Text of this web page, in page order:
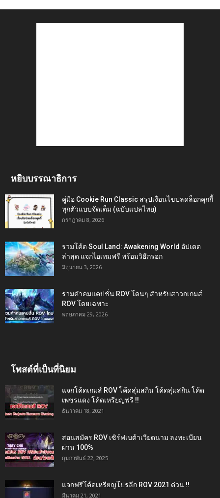
หยิบบรรณาธิการ
คู่มือ Cookie Run Classic สรุปเงื่อนไขปลดล็อกคุกกี้
ทุกตัวแบบจัดเต็ม (ฉบับแปลไทย)
กรกฎาคม 8, 2026
รวมโค้ด Soul Land: Awakening World อัปเดต
ล่าสุด แจกไอเทมฟรี พร้อมวิธีกรอก
มิถุนายน 3, 2026
รวมคำคมแคปชั่น ROV โดนๆ สำหรับสาวกเกมส์
ROV โดยเฉพาะ
พฤษภาคม 29, 2026
โพสต์ที่เป็นที่นิยม
แจกโค้ดเกมส์ ROV โค้ดสุ่มสกิน โค้ดสุ่มสกิน โค้ด
เพชรแดง โค้ดเหรียญฟรี !!
ธันวาคม 18, 2021
สอนสมัคร ROV เซิร์ฟเบต้าเวียดนาม ลงทะเบียน
ผ่าน 100%
กุมภาพันธ์ 22, 2025
แจกฟรีโค้ดเหรียญโปรลีก ROV 2021 ด่วน !!
มีนาคม 21, 2021